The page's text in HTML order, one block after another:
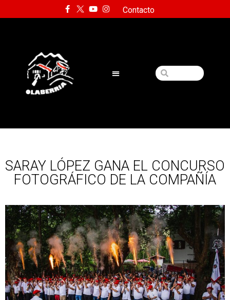
Contacto
SARAY LÓPEZ GANA EL CONCURSO
FOTOGRÁFICO DE LA COMPAÑÍA